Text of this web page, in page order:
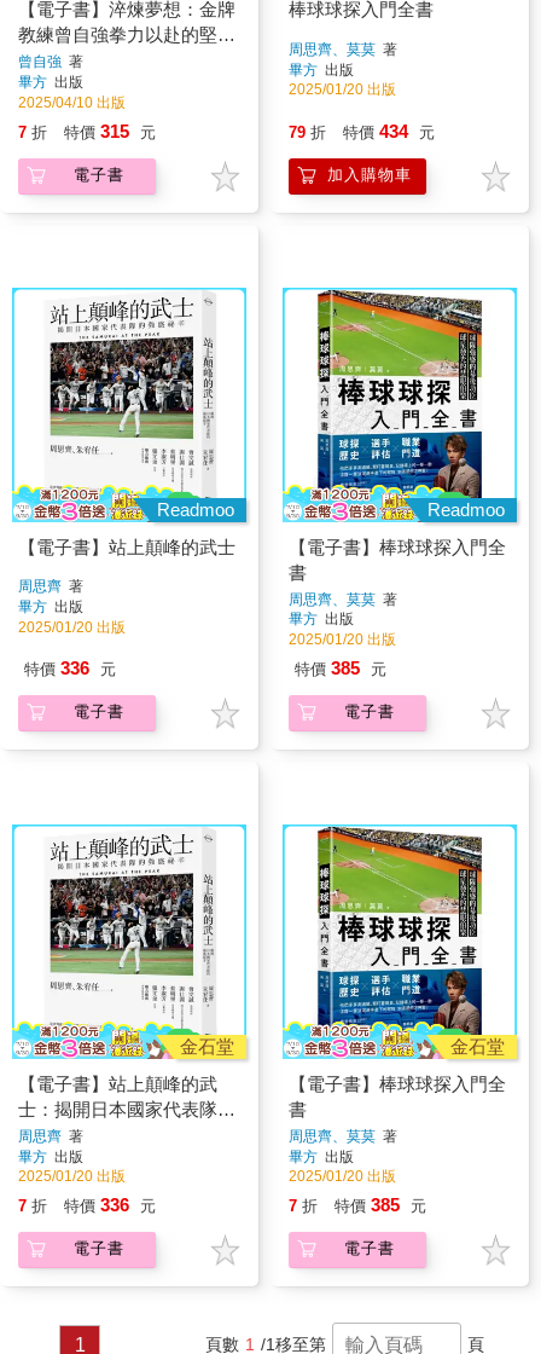
【電子書】淬煉夢想：金牌
教練曾自強拳力以赴的堅持
與革命
曾自強 著
畢方 出版
2025/04/10 出版
7 折 特價 315 元
電子書
棒球球探入門全書
周思齊、莫莫 著
畢方 出版
2025/01/20 出版
79 折 特價 434 元
加入購物車
Readmoo
【電子書】站上顛峰的武士
周思齊 著
畢方 出版
2025/01/20 出版
特價 336 元
電子書
Readmoo
【電子書】棒球球探入門全
書
周思齊、莫莫 著
畢方 出版
2025/01/20 出版
特價 385 元
電子書
金石堂
【電子書】站上顛峰的武
士：揭開日本國家代表隊的
強盛祕辛
周思齊 著
畢方 出版
2025/01/20 出版
7 折 特價 336 元
電子書
金石堂
【電子書】棒球球探入門全
書
周思齊、莫莫 著
畢方 出版
2025/01/20 出版
7 折 特價 385 元
電子書
1 頁數 1 /1移至第 頁